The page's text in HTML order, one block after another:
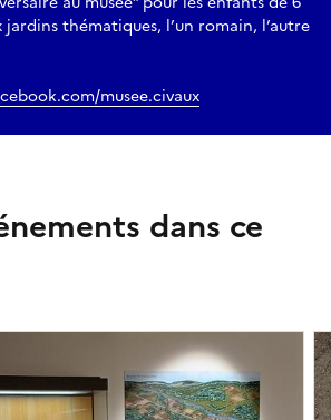
jardins thématiques, l’un romain, l’autre
musee.civaux
dans ce